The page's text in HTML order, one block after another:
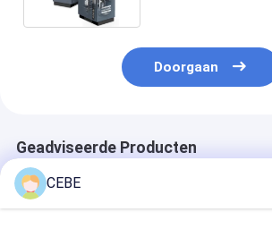
Doorgaan
Geadviseerde Producten
CEBE